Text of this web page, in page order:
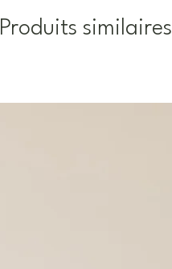
Produits similaires